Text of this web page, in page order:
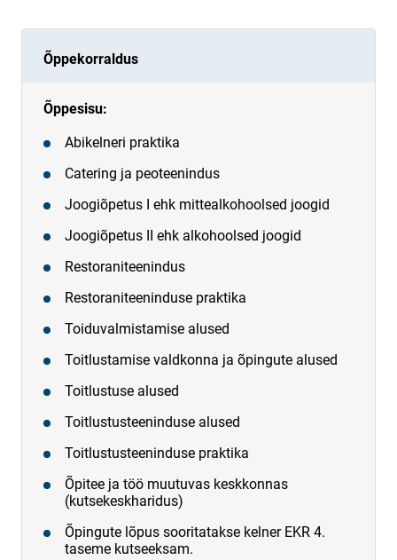
Õppekorraldus
Õppesisu:
Abikelneri praktika
Catering ja peoteenindus
Joogiõpetus I ehk mittealkohoolsed joogid
Joogiõpetus II ehk alkohoolsed joogid
Restoraniteenindus
Restoraniteeninduse praktika
Toiduvalmistamise alused
Toitlustamise valdkonna ja õpingute alused
Toitlustuse alused
Toitlustusteeninduse alused
Toitlustusteeninduse praktika
Õpitee ja töö muutuvas keskkonnas
(kutsekeskharidus)
Õpingute lõpus sooritatakse kelner EKR 4.
taseme kutseeksam.